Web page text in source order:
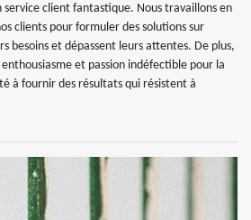
client fantastique. Nous travaillons en
clients pour formuler des solutions sur
besoins et dépassent leurs attentes. De plus,
et passion indéfectible pour la
à fournir des résultats qui résistent à